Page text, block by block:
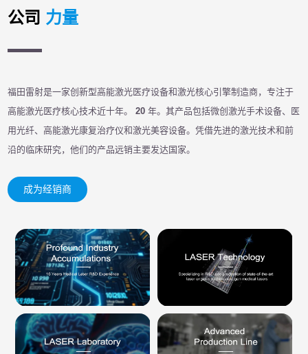
公司 力量
福田雷射是一家创新型高能激光医疗设备和激光核心引擎制造商，专注于
高能激光医疗核心技术近十年。20年。其产品包括微创激光手术设备、医
用光纤、高能激光康复治疗仪和激光美容设备。凭借先进的激光技术和前
沿的临床研究，他们的产品远销主要发达国家。
成为经销商